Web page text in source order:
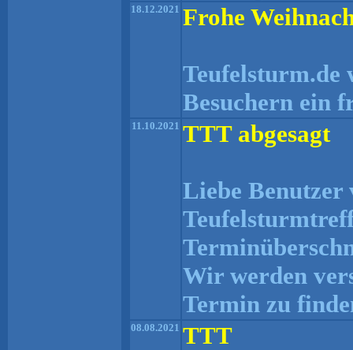
18.12.2021 Frohe
Teufelsturm.de
Besuchern ein
11.10.2021 TTT abgesagt
Liebe Benutzer
Wir werden
Termin zu
08.08.2021 TTT